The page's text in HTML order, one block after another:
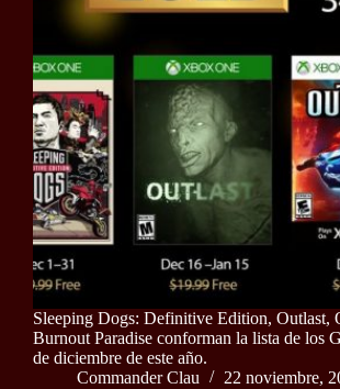
Sleeping Dogs: Definitive Edition, Outlast,
Burnout Paradise conforman la lista de los
de diciembre de este año.
Commander Clau
22 noviembre,